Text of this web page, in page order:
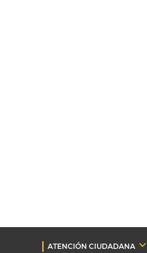
ATENCIÓN CIUDADANA